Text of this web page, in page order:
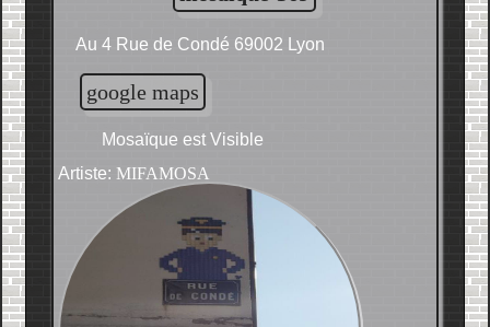
Au 4 Rue de Condé 69002 Lyon
google maps
Mosaïque est Visible
Artiste: MIFAMOSA